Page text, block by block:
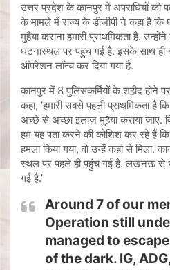
उत्तर प्रदेश के कानपुर में अपराधियों
के मामले में राज्य के डीजीपी ने कहा है कि
मुहैया कराना हमारी प्राथमिकता है.
घटनास्थल पर पहुंच गई है. इसके साथ ही
ऑपरेशन लॉन्च कर दिया गया है.
कानपुर में 8 पुलिसकर्मियों के शहीद होने
कहा, ‘हमारी सबसे पहली प्राथमिकता है
अच्छे से अच्छा इलाज मुहैया कराया जाए.
हम यह पता करने की कोशिश कर रहे हैं कि
हमला किया गया, वो उन्हें कहां से मिला.
स्थल पर पहले ही पहुंच गई है. लखनऊ से
गई है.’
Around 7 of our
Operation still
managed to
of the dark. IG,